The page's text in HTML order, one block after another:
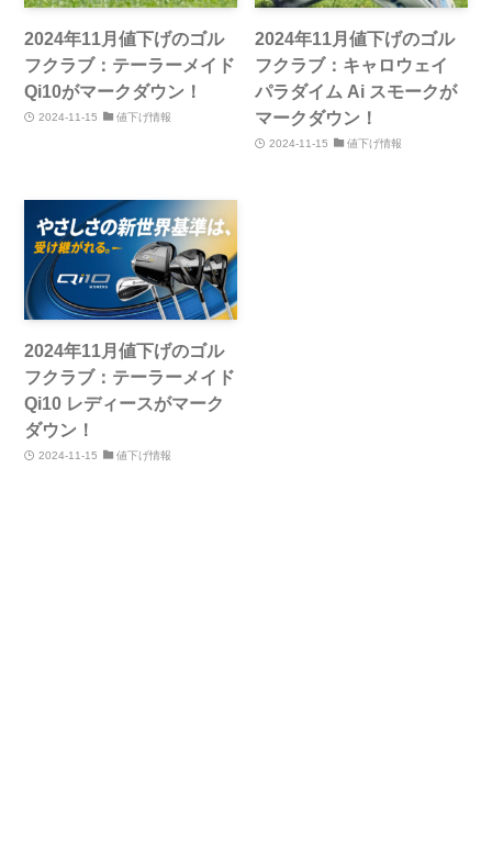
2024年11月値下げのゴル
フクラブ：テーラーメイド
Qi10がマークダウン！
2024-11-15 値下げ情報
2024年11月値下げのゴル
フクラブ：キャロウェイ
パラダイム Ai スモークが
マークダウン！
2024-11-15 値下げ情報
2024年11月値下げのゴル
フクラブ：テーラーメイド
Qi10 レディースがマーク
ダウン！
2024-11-15 値下げ情報